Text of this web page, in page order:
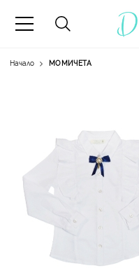
Начало МОМИЧЕТА